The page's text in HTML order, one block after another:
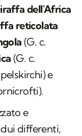
dell'Africa
reticolata
(G. c.
(G. c.
) e
).
e
differenti,